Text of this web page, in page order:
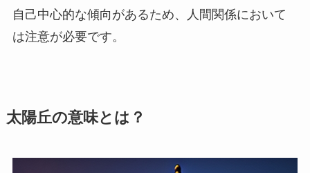
自己中心的な傾向があるため、人間関係において
は注意が必要です。
太陽丘の意味とは？